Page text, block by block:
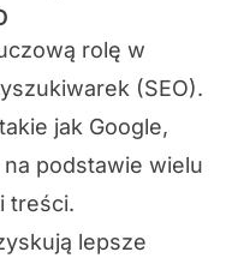
rolę w
(SEO).
jak Google,
podstawie wielu
treści.
lepsze